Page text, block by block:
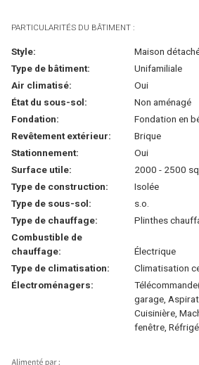
PARTICULARITÉS DU BÂTIMENT :
Style:
Maison
Type de bâtiment:
Unifamiliale
Air climatisé:
Oui
État du sous-sol:
Non aménagé
Fondation:
Fondation en
Revêtement extérieur:
Brique
Stationnement:
Oui
Surface utile:
2000 - 2500
Type de construction:
Isolée
Type de sous-sol:
s.o.
Type de chauffage:
Plinthes
Combustible de
chauffage:
Électrique
Type de climatisation:
Climatisation
Électroménagers:
garage,
Cuisinière,
fenêtre,